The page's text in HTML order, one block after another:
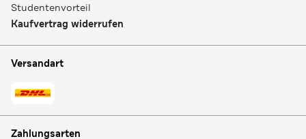
Studentenvorteil
Kaufvertrag widerrufen
Versandart
Zahlungsarten